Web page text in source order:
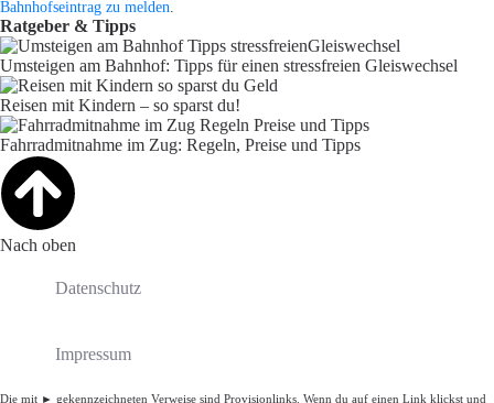
Bahnhofseintrag zu melden.
Ratgeber & Tipps
Umsteigen am Bahnhof: Tipps für einen stressfreien Gleiswechsel
Reisen mit Kindern – so sparst du!
Fahrradmitnahme im Zug: Regeln, Preise und Tipps
Nach oben
Datenschutz
Impressum
Die mit ► gekennzeichneten Verweise sind Provisionlinks. Wenn du auf einen Link klickst und